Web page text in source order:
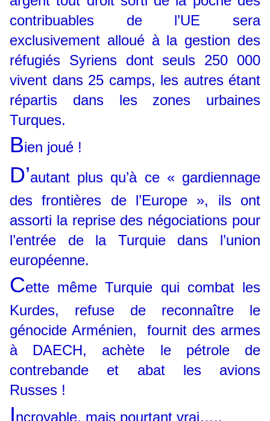
contribuables de l’UE sera
exclusivement alloué à la gestion des
réfugiés Syriens dont seuls 250 000
vivent dans 25 camps, les autres étant
répartis dans les zones urbaines
Turques.
Bien joué !
D’autant plus qu’à ce « gardiennage
des frontières de l’Europe », ils ont
assorti la reprise des négociations pour
l’entrée de la Turquie dans l’union
européenne.
Cette même Turquie qui combat les
Kurdes, refuse de reconnaître le
génocide Arménien, fournit des armes
à DAECH, achète le pétrole de
contrebande et abat les avions
Russes !
Incroyable, mais pourtant vrai…..